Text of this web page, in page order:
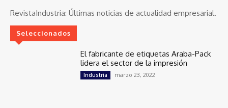
RevistaIndustria: Últimas noticias de actualidad empresarial.
Seleccionados
El fabricante de etiquetas Araba-Pack
lidera el sector de la impresión
Industria marzo 23, 2022